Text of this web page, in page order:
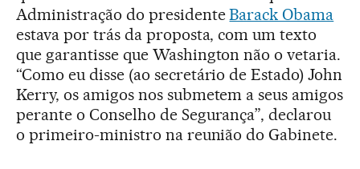
Administração do presidenteBarack Obama
estava por trás da proposta, com um texto
que garantisse que Washington não o vetaria.
“Como eu disse (ao secretário de Estado) John
Kerry, os amigos nos submetem a seus amigos
perante o Conselho de Segurança”, declarou
o primeiro-ministro na reunião do Gabinete.